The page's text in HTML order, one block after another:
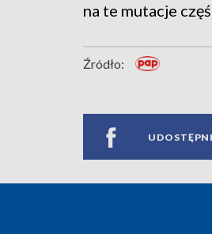
na te mutacje
Źródło: